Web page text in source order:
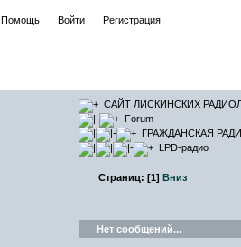
Помощь Войти Регистрация
САЙТ ЛИСКИНСКИХ
Forum
ГРАЖДАНСКАЯ
LPD-радио
Страниц: [1] Вниз
Нет сообщений...